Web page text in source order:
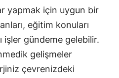
yapmak için uygun bir
eğitim konuları
işler gündeme gelebilir.
gelişmeler
çevrenizdeki